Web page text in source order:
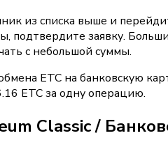
из списка выше и
подтвердите заявку.
с небольшой суммы.
ETC на банковскую
ETC за одну операцию.
Classic /